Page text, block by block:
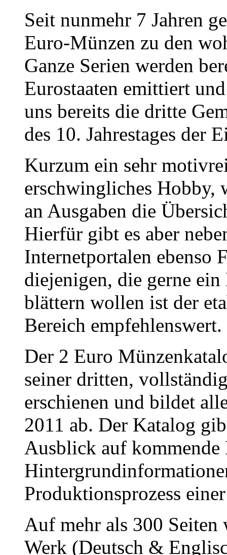
Seit nunmehr 7 Jahren
Euro-Münzen zu den
Ganze Serien werden
Eurostaaten emittiert
uns bereits die dritte
des 10. Jahrestages der
Kurzum ein sehr
erschwingliches Hobby,
an Ausgaben die
Hierfür gibt es aber
Internetportalen ebenso
diejenigen, die gerne
blättern wollen ist der
Bereich empfehlenswert.
Der 2 Euro
seiner dritten,
erschienen und bildet
2011 ab. Der Katalog
Ausblick auf
Produktionsprozess
Auf mehr als 300 Seiten
Werk (Deutsch &